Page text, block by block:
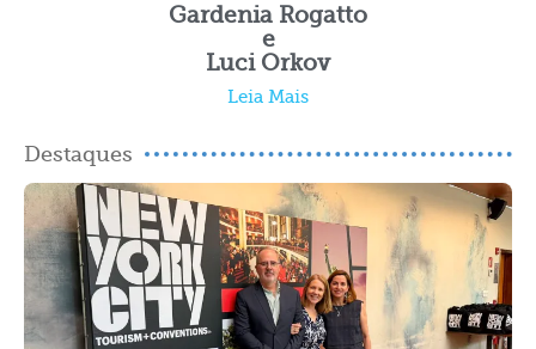
Gardenia Rogatto
e
Luci Orkov
Leia Mais
Destaques